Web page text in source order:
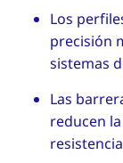
Los
precisión
sistemas
Las
reducen